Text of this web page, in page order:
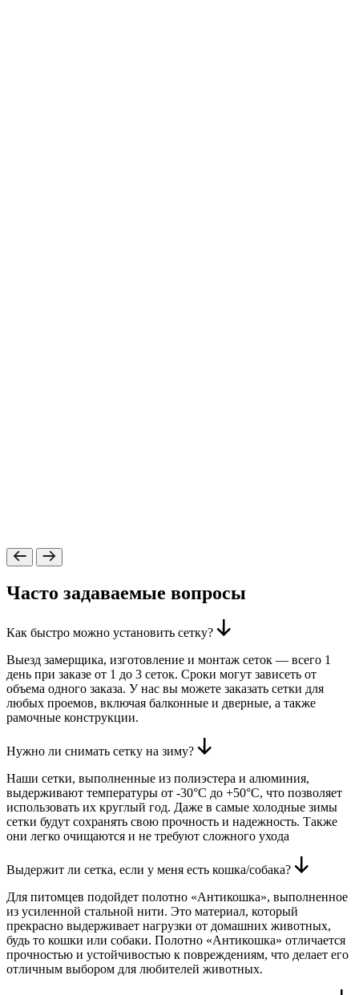
Часто задаваемые вопросы
Как быстро можно установить сетку?
Выезд замерщика, изготовление и монтаж сеток — всего 1
день при заказе от 1 до 3 сеток. Сроки могут зависеть от
объема одного заказа. У нас вы можете заказать сетки для
любых проемов, включая балконные и дверные, а также
рамочные конструкции.
Нужно ли снимать сетку на зиму?
Наши сетки, выполненные из полиэстера и алюминия,
выдерживают температуры от -30°C до +50°C, что позволяет
использовать их круглый год. Даже в самые холодные зимы
сетки будут сохранять свою прочность и надежность. Также
они легко очищаются и не требуют сложного ухода
Выдержит ли сетка, если у меня есть кошка/собака?
Для питомцев подойдет полотно «Антикошка», выполненное
из усиленной стальной нити. Это материал, который
прекрасно выдерживает нагрузки от домашних животных,
будь то кошки или собаки. Полотно «Антикошка» отличается
прочностью и устойчивостью к повреждениям, что делает его
отличным выбором для любителей животных.